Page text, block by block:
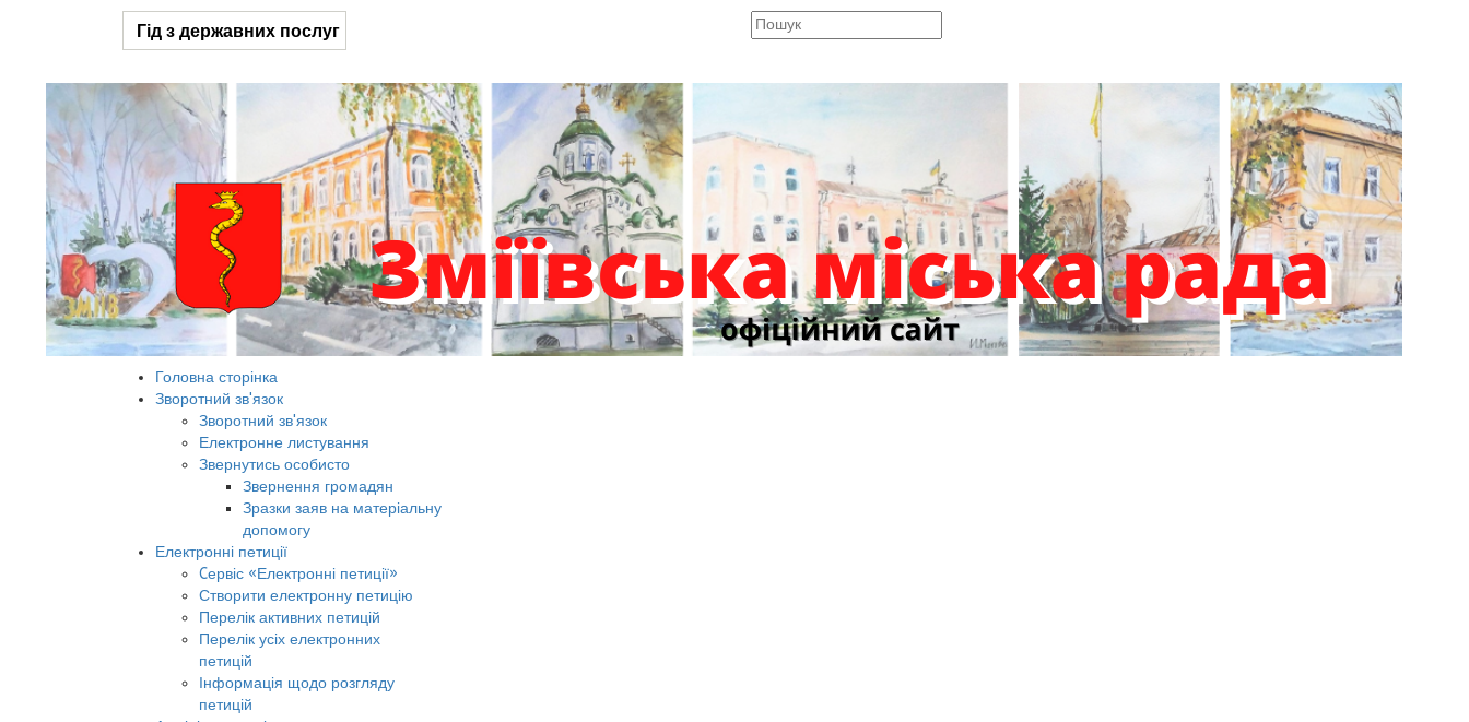
Гід з державних послуг
Головна сторінка
Зворотний зв'язок
Зворотний зв'язок
Електронне листування
Звернутись особисто
Звернення громадян
Зразки заяв на матеріальну
допомогу
Електронні петиції
Cервіс «Електронні петиції»
Створити електронну петицію
Перелік активних петицій
Перелік усіх електронних
петицій
Інформація щодо розгляду
петицій